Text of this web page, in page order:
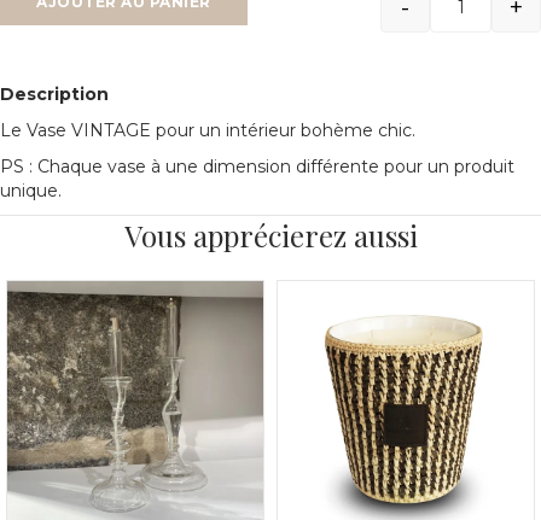
- +
Description
Le Vase VINTAGE pour un intérieur bohème chic.
PS : Chaque vase à une dimension différente pour un produit
unique.
Vous apprécierez aussi